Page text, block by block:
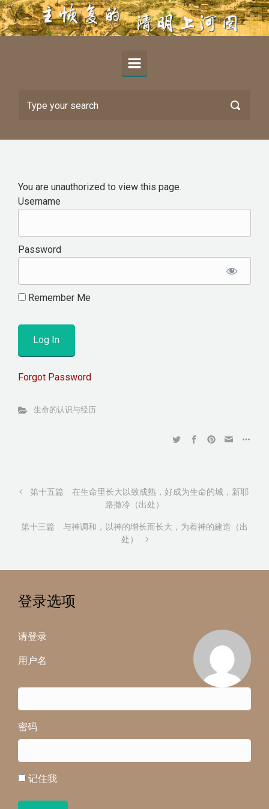
Skip to main content
You are unauthorized to view this page.
Username
Password
Remember Me
Forgot Password
生命的认识与经历
第十五篇 在生命里长大以致成熟，好成为生命的城，新耶
路撒冷（出处）
第十三篇 与神调和，以神的增长而长大，为着神的建造（出
处）
登录选项
请登录
用户名
密码
记住我